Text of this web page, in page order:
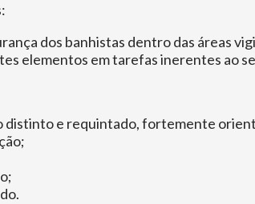
dos banhistas dentro das áreas
elementos em tarefas inerentes ao
distinto e requintado, fortemente